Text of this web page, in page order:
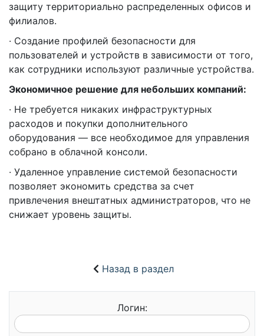
защиту территориально распределенных офисов и
филиалов.
· Создание профилей безопасности для
пользователей и устройств в зависимости от того,
как сотрудники используют различные устройства.
Экономичное решение для небольших компаний:
· Не требуется никаких инфраструктурных
расходов и покупки дополнительного
оборудования — все необходимое для управления
собрано в облачной консоли.
· Удаленное управление системой безопасности
позволяет экономить средства за счет
привлечения внештатных администраторов, что не
снижает уровень защиты.
Назад в раздел
Логин: